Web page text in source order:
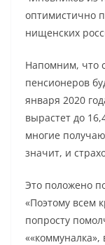
оптимистично
нищенских
Напомним, что
пенсионеров
января 2020
вырастет до
многие
значит, и
Это положено
«Поэтому всем
попросту